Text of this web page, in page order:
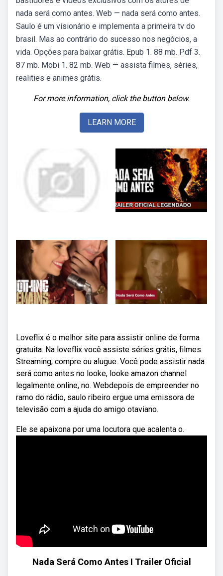
nada será como antes. Web — nada será como antes.
Saulo é um visionário e implementa a primeira tv do
brasil. Mas ao contrário do sucesso nos negócios, a
vida. Opções para baixar grátis. Epub 1. 88 mb. Pdf 3.
87 mb. Mobi 1. 82 mb. Web — assista filmes, séries,
realities e animes grátis.
For more information, click the button below.
LEARN MORE
Loveflix é o melhor site para assistir online de forma
gratuita. Na loveflix você assiste séries grátis, filmes.
Streaming, compre ou alugue. Você pode assistir nada
será como antes no looke, looke amazon channel
legalmente online, no. Webdepois de empreender no
ramo do rádio, saulo ribeiro ergue uma emissora de
televisão com a ajuda do amigo otaviano.
Ele se apaixona por uma locutora que acalenta o.
Nada Será Como Antes I Trailer Oficial